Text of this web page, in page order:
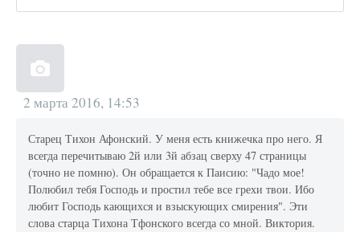
2 марта 2016, 14:53
Старец Тихон Афонский. У меня есть книжечка про него. Я
всегда перечитываю 2й или 3й абзац сверху 47 страницы
(точно не помню). Он обращается к Паисию: "Чадо мое!
Полюбил тебя Господь и простил тебе все грехи твои. Ибо
любит Господь кающихся и взыскующих смирения". Эти
слова старца Тихона Тфонского всегда со мной. Виктория.